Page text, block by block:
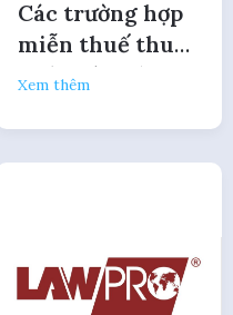
Các trường hợp
miễn thuế thu
nhập cá nhân
bất động sản
theo NĐ
Xem thêm